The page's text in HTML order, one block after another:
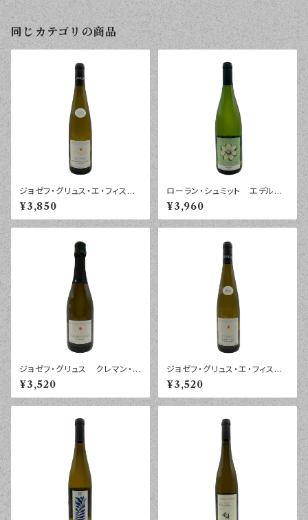
同じカテゴリの商品
ジョゼフ・グリュス・エ・フィス
ゲヴュルツトラミネール レ・ロ
ッシュ ２０２３年 ７５０ｍｌ
¥3,850
ローラン・シュミット エデルツ
ヴィッカー アルザス ２０２５
年 １０００ｍｌ
¥3,960
ジョゼフ・グリュス クレマン・ダ
ルザス エクストラ・ブリュッ
ト ７５０ｍｌ
¥3,520
ジョゼフ・グリュス・エ・フィス
ピノ・グリ レ・ザルジル・ブラン
シュ ２０２３年 ７５０ｍｌ
¥3,520